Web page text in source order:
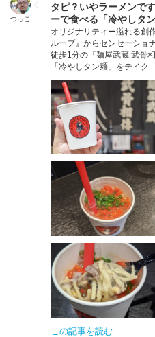
つっこ
タピ？いやラーメンで
ーで食べる「冷やしタ
オリジナリティー溢れる創
ループ』からセンセーショ
徒歩1分の『麺屋武蔵 武骨
「冷やしタン麺」をテイク...
この記事を読む